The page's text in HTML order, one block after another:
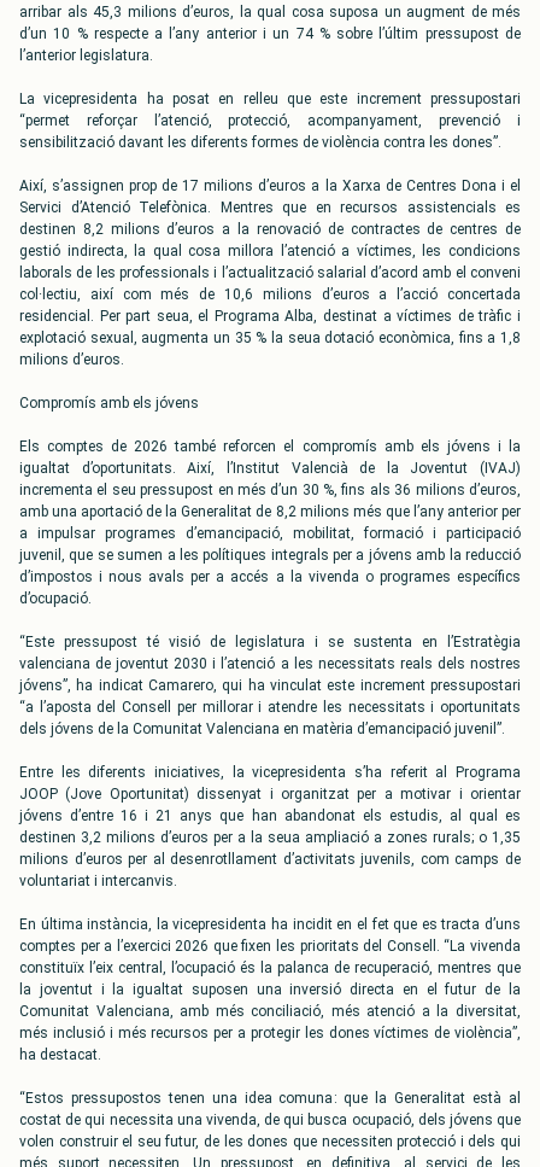
arribar als 45,3 milions d’euros, la qual cosa suposa un augment de més
d’un 10 % respecte a l’any anterior i un 74 % sobre l’últim pressupost de
l’anterior legislatura.
La vicepresidenta ha posat en relleu que este increment pressupostari
“permet reforçar l’atenció, protecció, acompanyament, prevenció i
sensibilització davant les diferents formes de violència contra les dones”.
Així, s’assignen prop de 17 milions d’euros a la Xarxa de Centres Dona i el
Servici d’Atenció Telefònica. Mentres que en recursos assistencials es
destinen 8,2 milions d’euros a la renovació de contractes de centres de
gestió indirecta, la qual cosa millora l’atenció a víctimes, les condicions
laborals de les professionals i l’actualització salarial d’acord amb el conveni
col·lectiu, així com més de 10,6 milions d’euros a l’acció concertada
residencial. Per part seua, el Programa Alba, destinat a víctimes de tràfic i
explotació sexual, augmenta un 35 % la seua dotació econòmica, fins a 1,8
milions d’euros.
Compromís amb els jóvens
Els comptes de 2026 també reforcen el compromís amb els jóvens i la
igualtat d’oportunitats. Així, l’Institut Valencià de la Joventut (IVAJ)
incrementa el seu pressupost en més d’un 30 %, fins als 36 milions d’euros,
amb una aportació de la Generalitat de 8,2 milions més que l’any anterior per
a impulsar programes d’emancipació, mobilitat, formació i participació
juvenil, que se sumen a les polítiques integrals per a jóvens amb la reducció
d’impostos i nous avals per a accés a la vivenda o programes específics
d’ocupació.
“Este pressupost té visió de legislatura i se sustenta en l’Estratègia
valenciana de joventut 2030 i l’atenció a les necessitats reals dels nostres
jóvens”, ha indicat Camarero, qui ha vinculat este increment pressupostari
“a l’aposta del Consell per millorar i atendre les necessitats i oportunitats
dels jóvens de la Comunitat Valenciana en matèria d’emancipació juvenil”.
Entre les diferents iniciatives, la vicepresidenta s’ha referit al Programa
JOOP (Jove Oportunitat) dissenyat i organitzat per a motivar i orientar
jóvens d’entre 16 i 21 anys que han abandonat els estudis, al qual es
destinen 3,2 milions d’euros per a la seua ampliació a zones rurals; o 1,35
milions d’euros per al desenrotllament d’activitats juvenils, com camps de
voluntariat i intercanvis.
En última instància, la vicepresidenta ha incidit en el fet que es tracta d’uns
comptes per a l’exercici 2026 que fixen les prioritats del Consell. “La vivenda
constituïx l’eix central, l’ocupació és la palanca de recuperació, mentres que
la joventut i la igualtat suposen una inversió directa en el futur de la
Comunitat Valenciana, amb més conciliació, més atenció a la diversitat,
més inclusió i més recursos per a protegir les dones víctimes de violència”,
ha destacat.
“Estos pressupostos tenen una idea comuna: que la Generalitat està al
costat de qui necessita una vivenda, de qui busca ocupació, dels jóvens que
volen construir el seu futur, de les dones que necessiten protecció i dels qui
més suport necessiten. Un pressupost, en definitiva, al servici de les